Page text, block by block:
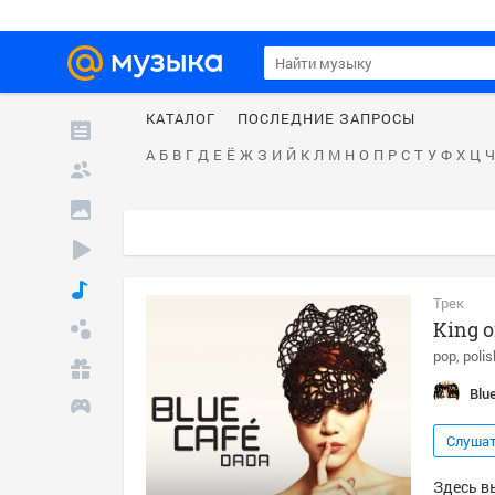
КАТАЛОГ
ПОСЛЕДНИЕ ЗАПРОСЫ
А Б В Г Д Е Ё Ж З И Й К Л М Н О П Р С Т У Ф Х Ц Ч
Трек
King
pop
Здесь